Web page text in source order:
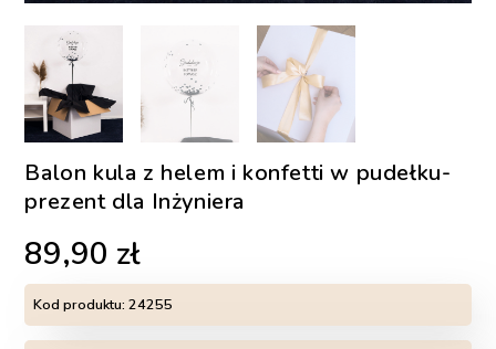
Balon kula z helem i konfetti w pudełku-
prezent dla Inżyniera
89,90 zł
Kod produktu:24255